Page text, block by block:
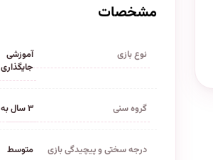
مشخصات
نوع بازی
آموزشی
جایگذاری
گروه سنی ۳ سال به بالا
درجه سختی و پیچیدگی بازی متوسط